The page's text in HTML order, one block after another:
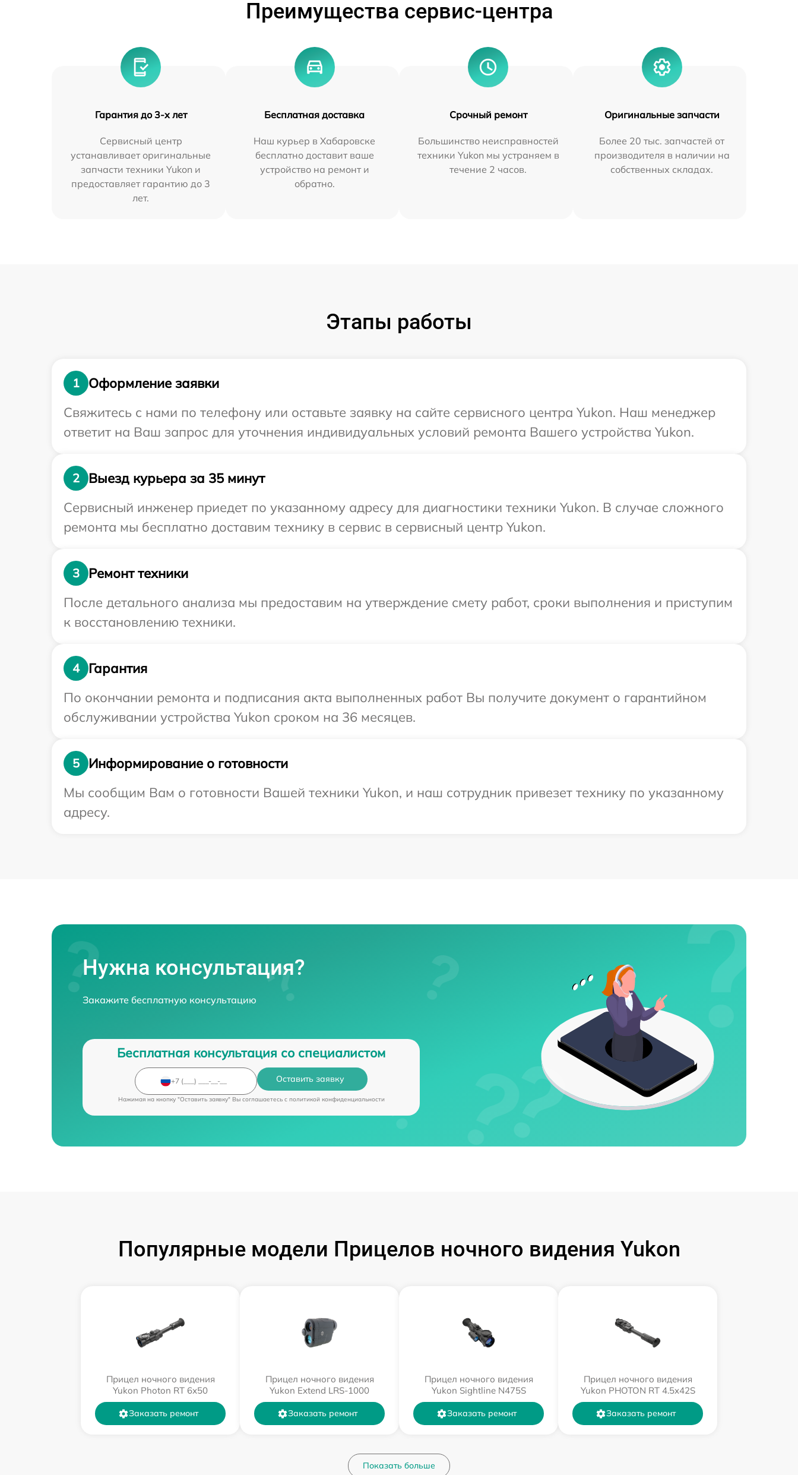
Преимущества сервис-центра
Гарантия до 3-х лет
Сервисный центр
устанавливает оригинальные
запчасти техники Yukon и
предоставляет гарантию до 3
лет.
Бесплатная доставка
Наш курьер в Хабаровске
бесплатно доставит ваше
устройство на ремонт и
обратно.
Срочный ремонт
Большинство неисправностей
техники Yukon мы устраняем в
течение 2 часов.
Оригинальные запчасти
Более 20 тыс. запчастей от
производителя в наличии на
собственных складах.
Этапы работы
1
Оформление заявки
Свяжитесь с нами по телефону или оставьте заявку на сайте сервисного центра Yukon. Наш менеджер
ответит на Ваш запрос для уточнения индивидуальных условий ремонта Вашего устройства Yukon.
2
Выезд курьера за 35 минут
Сервисный инженер приедет по указанному адресу для диагностики техники Yukon. В случае сложного
ремонта мы бесплатно доставим технику в сервис в сервисный центр Yukon.
3
Ремонт техники
После детального анализа мы предоставим на утверждение смету работ, сроки выполнения и приступим
к восстановлению техники.
4
Гарантия
По окончании ремонта и подписания акта выполненных работ Вы получите документ о гарантийном
обслуживании устройства Yukon сроком на 36 месяцев.
5
Информирование о готовности
Мы сообщим Вам о готовности Вашей техники Yukon, и наш сотрудник привезет технику по указанному
адресу.
Нужна консультация?
Закажите бесплатную консультацию
Бесплатная консультация со специалистом
Оставить заявку
Нажимая на кнопку "Оставить заявку" Вы соглашаетесь c политикой конфиденциальности
Популярные модели Прицелов ночного видения Yukon
Прицел ночного видения
Yukon Photon RT 6х50
Заказать ремонт
Прицел ночного видения
Yukon Extend LRS-1000
Заказать ремонт
Прицел ночного видения
Yukon Sightline N475S
Заказать ремонт
Прицел ночного видения
Yukon PHOTON RT 4.5x42S
Заказать ремонт
Показать больше